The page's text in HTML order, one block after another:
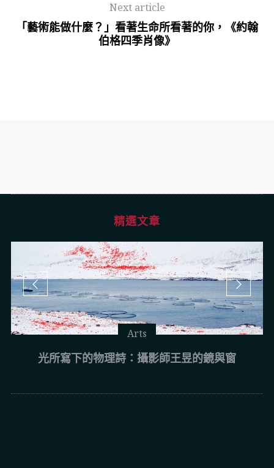
Next article
「藝術能做什麼？」看著生命所看著的你，《約翰
伯格四季肖像》
精選文章
Arts
光所寫下的物理詩：攝影師王昱的鏡與窗